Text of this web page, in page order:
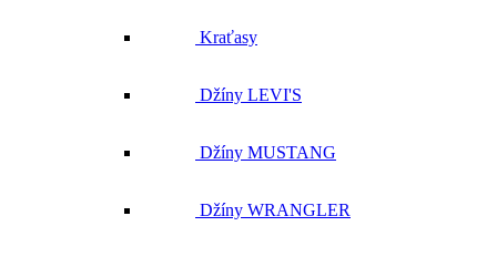
Kraťasy
Džíny LEVI'S
Džíny MUSTANG
Džíny WRANGLER